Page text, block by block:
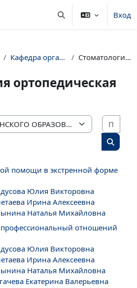
Изменить данныеВход
Кафедра организации сестринского дела Стоматология ортопедическая 31.02.05
ортопедическая
Поиск
помощи в экстренной форме
Юлия Викторовна
Ирина Алексеевна
Наталья Михайловна
профессиональный отношений
Юлия Викторовна
Ирина Алексеевна
Наталья Михайловна
Екатерина Валерьевна